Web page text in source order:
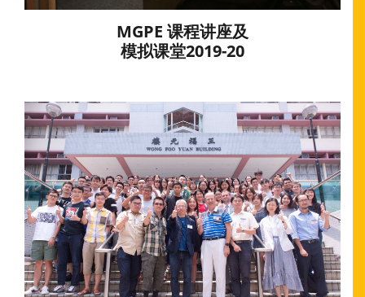
MGPE 课程讲座及
模拟课堂2019-20